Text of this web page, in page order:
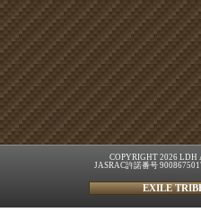
COPYRIGHT 2026 LDH
JASRAC許諾番号
EXILE